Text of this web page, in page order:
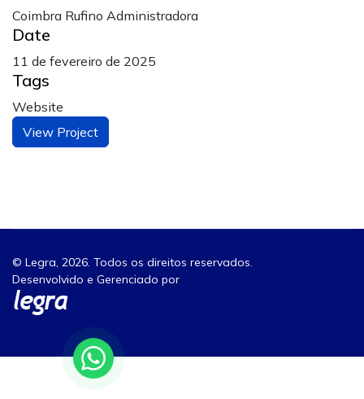
Coimbra Rufino Administradora
Date
11 de fevereiro de 2025
Tags
Website
View Project
© Legra, 2026. Todos os direitos reservados.
Desenvolvido e Gerenciado por